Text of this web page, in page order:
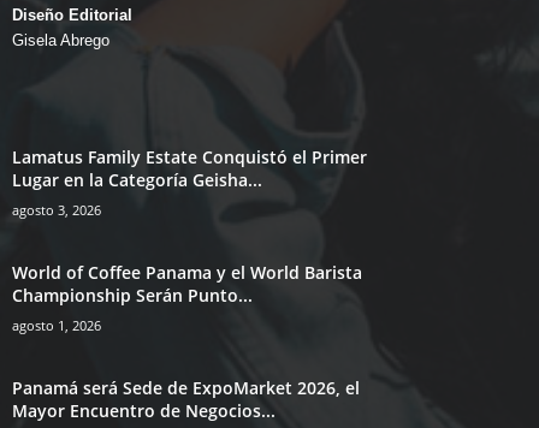
Diseño Editorial
Gisela Abrego
Lamatus Family Estate Conquistó el Primer
Lugar en la Categoría Geisha...
agosto 3, 2026
World of Coffee Panama y el World Barista
Championship Serán Punto...
agosto 1, 2026
Panamá será Sede de ExpoMarket 2026, el
Mayor Encuentro de Negocios...